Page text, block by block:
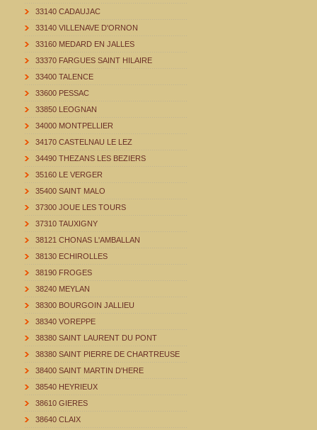
33140 CADAUJAC
33140 VILLENAVE D'ORNON
33160 MEDARD EN JALLES
33370 FARGUES SAINT HILAIRE
33400 TALENCE
33600 PESSAC
33850 LEOGNAN
34000 MONTPELLIER
34170 CASTELNAU LE LEZ
34490 THEZANS LES BEZIERS
35160 LE VERGER
35400 SAINT MALO
37300 JOUE LES TOURS
37310 TAUXIGNY
38121 CHONAS L'AMBALLAN
38130 ECHIROLLES
38190 FROGES
38240 MEYLAN
38300 BOURGOIN JALLIEU
38340 VOREPPE
38380 SAINT LAURENT DU PONT
38380 SAINT PIERRE DE CHARTREUSE
38400 SAINT MARTIN D'HERE
38540 HEYRIEUX
38610 GIERES
38640 CLAIX